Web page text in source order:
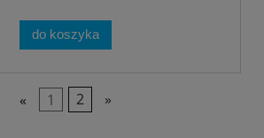
do koszyka
« 1 2 »